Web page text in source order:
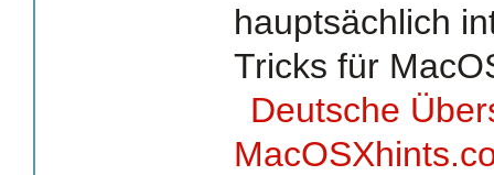
hauptsächlich
Tricks für
Deutsche